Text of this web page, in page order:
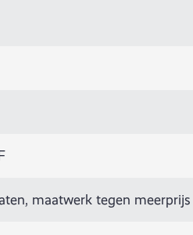
maatwerk tegen meerprijs